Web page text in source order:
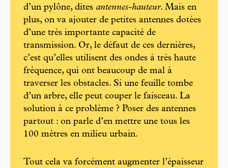
d’un pylône, dites antennes-hauteur. Mais en
plus, on va ajouter de petites antennes dotées
d’une très importante capacité de
transmission. Or, le défaut de ces dernières,
c’est qu’elles utilisent des ondes à très haute
fréquence, qui ont beaucoup de mal à
traverser les obstacles. Si une feuille tombe
d’un arbre, elle peut couper le faisceau. La
solution à ce problème ? Poser des antennes
partout : on parle d’en mettre une tous les
100 mètres en milieu urbain.
Tout cela va forcément augmenter l’épaisseur